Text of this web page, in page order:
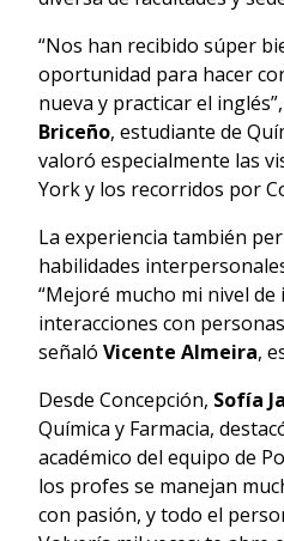
“Nos han recibido súper
oportunidad para hacer
nueva y practicar el
Briceño, estudiante de
valoró especialmente las
York y los recorridos por
La experiencia también
habilidades
“Mejoré mucho mi nivel
interacciones con
señaló Vicente Almeira,
Desde Concepción, Sofía
Química y Farmacia,
académico del equipo de
los profes se manejan
con pasión, y todo el